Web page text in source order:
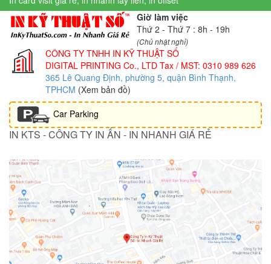
Giờ làm việc
Thứ 2 - Thứ 7 : 8h - 19h
(Chủ nhật nghỉ)
CÔNG TY TNHH IN KỸ THUẬT SỐ
DIGITAL PRINTING Co., LTD Tax / MST: 0310 989 626
365 Lê Quang Định, phường 5, quận Bình Thạnh,
TPHCM (Xem bản đồ)
Car Parking
IN KTS - CÔNG TY IN ẤN - IN NHANH GIÁ RẺ